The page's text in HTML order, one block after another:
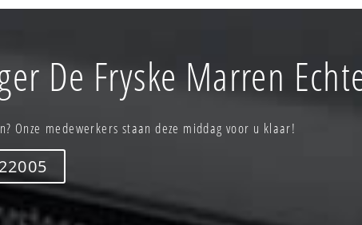
De Fryske Marren
Onze medewerkers staan deze middag voor u klaar!